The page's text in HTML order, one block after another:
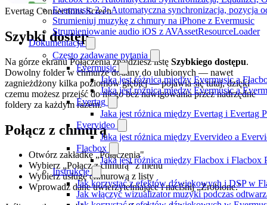
Evermusic 2.3: Automatyczna synchronizacja, pozycja
Strumieniuj muzykę z chmury na iPhone z Evermusic
Strumieniowanie audio iOS z AVAssetResourceLoader
Dokumentacja
Często zadawane pytania
Evermusic
Jaka jest różnica między Evermusic a
Jaka jest różnica między Evermusic a
Evertag
Jaka jest różnica między Evertag i Evertag
Evervideo
Jaka jest różnica między Evervideo a
Flacbox
Jaka jest różnica między Flacbox i Flacbox
Instrukcje
Jak korzystać z efektów dźwiękowych i DSP w
Jak włączyć wizualizator muzyki podczas
Evertag Connections Screen
Szybki dostęp
Na górze ekranu Połączenia znajdziesz listę Szybkiego dostępu.
Dowolny folder w chmurze dodany do ulubionych — nawet
zagnieżdżony kilka poziomów głębiej — pojawia się tutaj, dzięki
czemu możesz przejść do niego bez nawigowania przez nadrzędne
foldery za każdym razem.
Połącz z chmurą
Otwórz zakładkę „Połączenia"
Wybierz „Połącz z chmurą" z menu
Wybierz usługę chmurową z listy
Wprowadź dane uwierzytelniające i naciśnij „Zrobione."